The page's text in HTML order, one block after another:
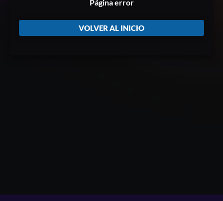
Página error
VOLVER AL INICIO